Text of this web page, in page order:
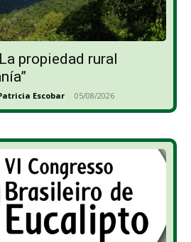
propiedad rural
Escobar - 05/08/2026